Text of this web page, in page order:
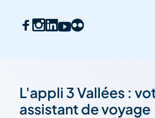
L'appli 3 Vallées :
assistant de voyage